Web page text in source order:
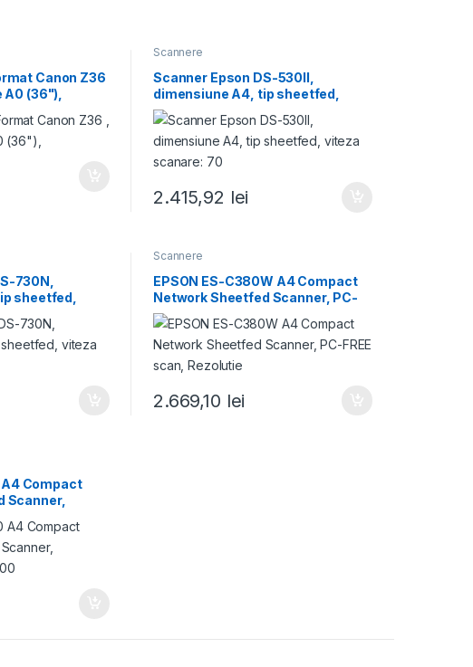
Canon Z36
A0 (36"),
Scannere
Scanner Epson DS-530II,
dimensiune A4, tip sheetfed,
viteza scanare: 70
2.415,92 lei
730N,
sheetfed,
Scannere
EPSON ES-C380W A4 Compact
Network Sheetfed Scanner, PC-
FREE scan, Rezolutie
2.669,10 lei
A4 Compact
Scanner,